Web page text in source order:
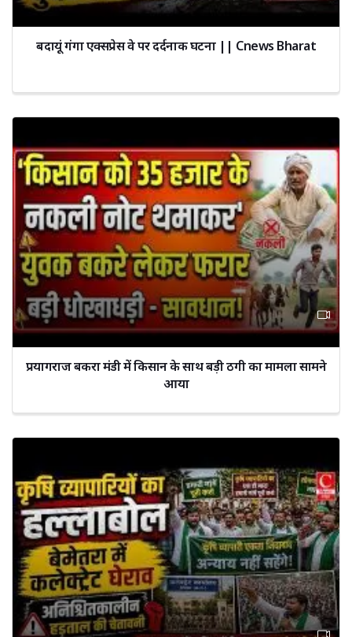
बदायूं गंगा एक्सप्रेस वे पर दर्दनाक घटना || Cnews Bharat
प्रयागराज बकरा मंडी में किसान के साथ बड़ी ठगी का मामला सामने
आया